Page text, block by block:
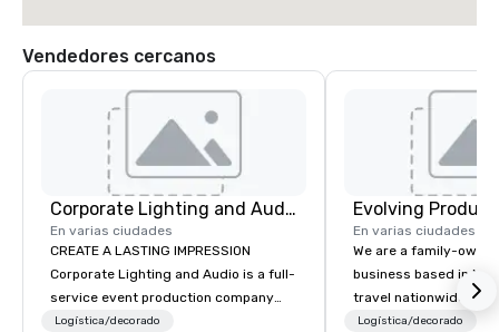
Vendedores cercanos
Corporate Lighting and Audio
En varias ciudades
CREATE A LASTING IMPRESSION
Corporate Lighting and Audio is a full-
service event production company
specializing in concerts, conferences,
Logística/decorado
Evolving
En varias ciudades
We are a family-
business based in
travel nationwide
Conventions and
Logística/decorado